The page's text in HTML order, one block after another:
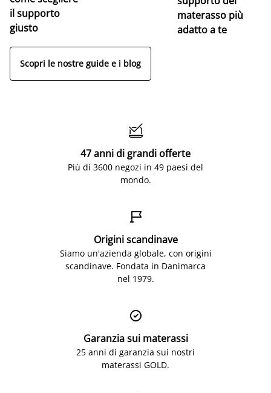
il supporto
giusto
materasso più
adatto a te
Scopri le nostre guide e i blog

47 anni di grandi offerte
Più di 3600 negozi in 49 paesi del
mondo.

Origini scandinave
Siamo un'azienda globale, con origini
scandinave. Fondata in Danimarca
nel 1979.

Garanzia sui materassi
25 anni di garanzia sui nostri
materassi GOLD.